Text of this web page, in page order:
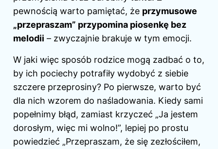
pewnością warto pamiętać, że przymusowe
„przepraszam” przypomina piosenkę bez
melodii – zwyczajnie brakuje w tym emocji.
W jaki więc sposób rodzice mogą zadbać o to,
by ich pociechy potrafiły wydobyć z siebie
szczere przeprosiny? Po pierwsze, warto być
dla nich wzorem do naśladowania. Kiedy sami
popełnimy błąd, zamiast krzyczeć „Ja jestem
dorosłym, więc mi wolno!”, lepiej po prostu
powiedzieć „Przepraszam, że się zezłościłem,